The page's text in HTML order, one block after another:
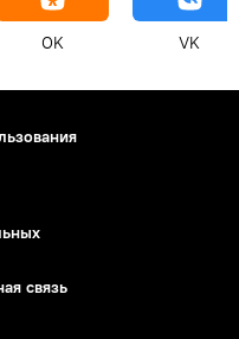
OK VK
связь